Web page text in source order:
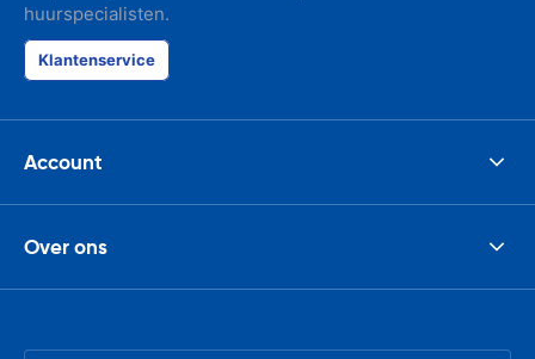
huurspecialisten.
Klantenservice
Account
Over ons